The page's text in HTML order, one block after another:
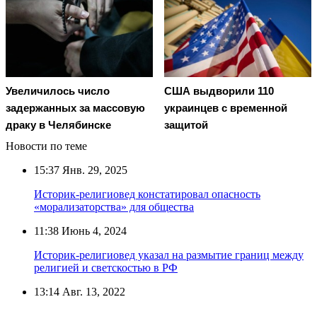
Увеличилось число
задержанных за массовую
драку в Челябинске
США выдворили 110
украинцев с временной
защитой
Новости по теме
15:37 Янв. 29, 2025
Историк-религиовед констатировал опасность
«морализаторства» для общества
11:38 Июнь 4, 2024
Историк-религиовед указал на размытие границ между
религией и светскостью в РФ
13:14 Авг. 13, 2022